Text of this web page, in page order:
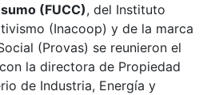
(FUCC), del Instituto
(Inacoop) y de la marca
(Provas) se reunieron el
la directora de Propiedad
de Industria, Energía y